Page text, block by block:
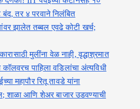
तर ४ परवाने निलंबित
झालेत तब्बल एवढे कोटी खर्च;
मुलींना वेळ नाही, वृद्धाश्रमात
पाहिला वडिलांचा अंत्यविधी
महापौर रितू तावडे यांना
शाळा आणि शेअर बाजार उडवण्याची